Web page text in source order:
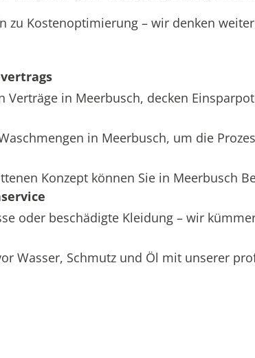
zu Kostenoptimierung – wir denken
Verträge in Meerbusch, decken
in Meerbusch, um die
Konzept können Sie in Meerbusch
oder beschädigte Kleidung – wir
Wasser, Schmutz und Öl mit unserer